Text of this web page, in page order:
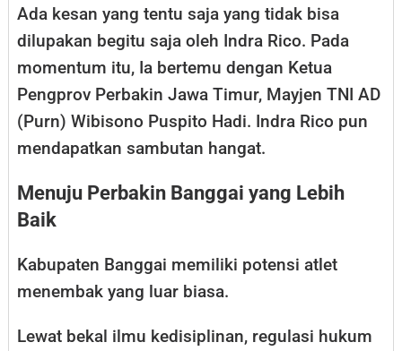
Ada kesan yang tentu saja yang tidak bisa
dilupakan begitu saja oleh Indra Rico. Pada
momentum itu, Ia bertemu dengan Ketua
Pengprov Perbakin Jawa Timur, Mayjen TNI AD
(Purn) Wibisono Puspito Hadi. Indra Rico pun
mendapatkan sambutan hangat.
Menuju Perbakin Banggai yang Lebih
Baik
Kabupaten Banggai memiliki potensi atlet
menembak yang luar biasa.
Lewat bekal ilmu kedisiplinan, regulasi hukum